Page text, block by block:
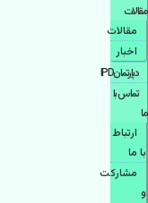
مقالات
مقالات
اخبار
دپارتمانIPD
تماس با
ما
ارتباط
با ما
مشاركت
و